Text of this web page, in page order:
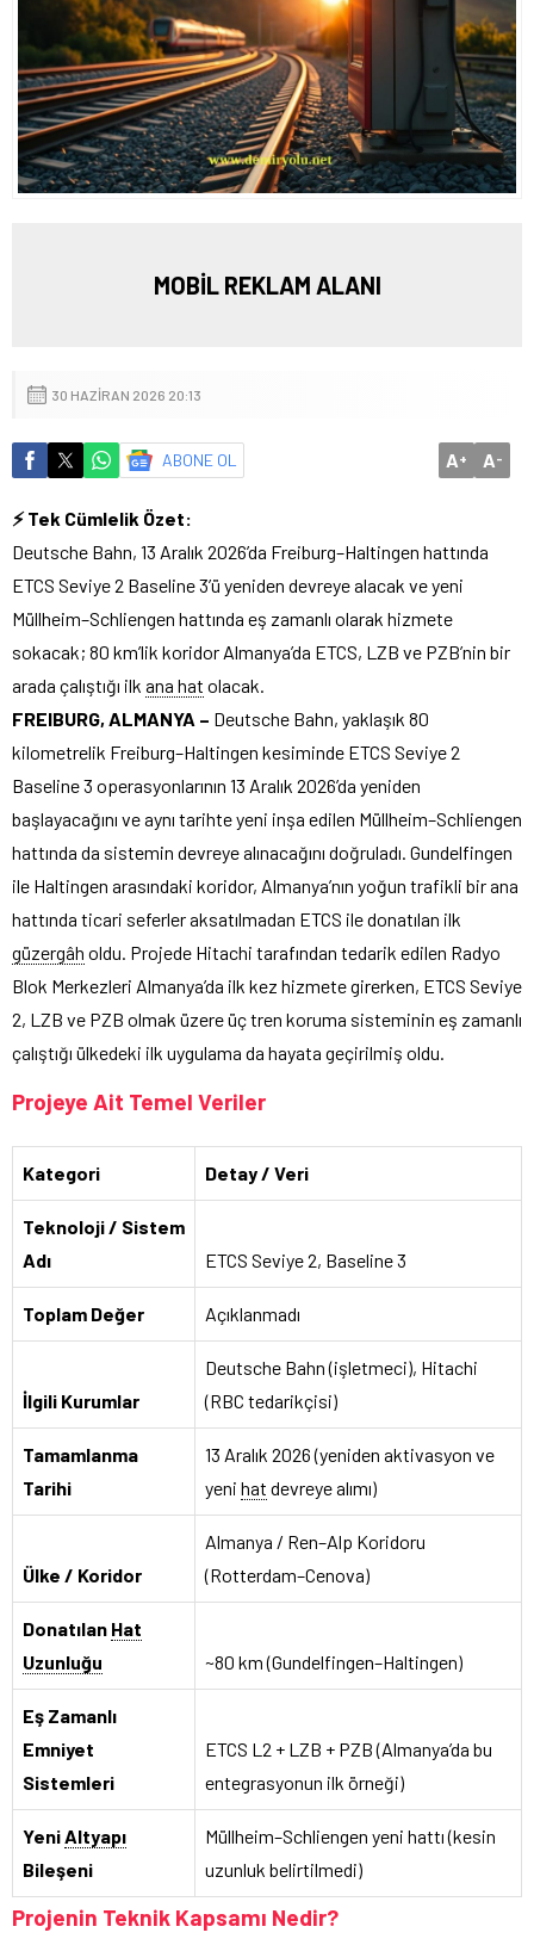
MOBİL REKLAM ALANI
30 HAZIRAN 2026 20:13
ABONE OL A+ A-
⚡ Tek Cümlelik Özet:
Deutsche Bahn, 13 Aralık 2026’da Freiburg–Haltingen hattında
ETCS Seviye 2 Baseline 3’ü yeniden devreye alacak ve yeni
Müllheim–Schliengen hattında eş zamanlı olarak hizmete
sokacak; 80 km’lik koridor Almanya’da ETCS, LZB ve PZB’nin bir
arada çalıştığı ilk ana hat olacak.
FREIBURG, ALMANYA – Deutsche Bahn, yaklaşık 80
kilometrelik Freiburg–Haltingen kesiminde ETCS Seviye 2
Baseline 3 operasyonlarının 13 Aralık 2026’da yeniden
başlayacağını ve aynı tarihte yeni inşa edilen Müllheim–Schliengen
hattında da sistemin devreye alınacağını doğruladı. Gundelfingen
ile Haltingen arasındaki koridor, Almanya’nın yoğun trafikli bir ana
hattında ticari seferler aksatılmadan ETCS ile donatılan ilk
güzergâh oldu. Projede Hitachi tarafından tedarik edilen Radyo
Blok Merkezleri Almanya’da ilk kez hizmete girerken, ETCS Seviye
2, LZB ve PZB olmak üzere üç tren koruma sisteminin eş zamanlı
çalıştığı ülkedeki ilk uygulama da hayata geçirilmiş oldu.
Projeye Ait Temel Veriler
Kategori Detay / Veri
Teknoloji / Sistem
Adı
ETCS Seviye 2, Baseline 3
Toplam Değer Açıklanmadı
İlgili Kurumlar
Deutsche Bahn (işletmeci), Hitachi
(RBC tedarikçisi)
Tamamlanma
Tarihi
13 Aralık 2026 (yeniden aktivasyon ve
yeni hat devreye alımı)
Ülke / Koridor
Almanya / Ren–Alp Koridoru
(Rotterdam–Cenova)
Donatılan Hat
Uzunluğu
~80 km (Gundelfingen–Haltingen)
Eş Zamanlı
Emniyet
Sistemleri
ETCS L2 + LZB + PZB (Almanya’da bu
entegrasyonun ilk örneği)
Yeni Altyapı
Bileşeni
Müllheim–Schliengen yeni hattı (kesin
uzunluk belirtilmedi)
Projenin Teknik Kapsamı Nedir?